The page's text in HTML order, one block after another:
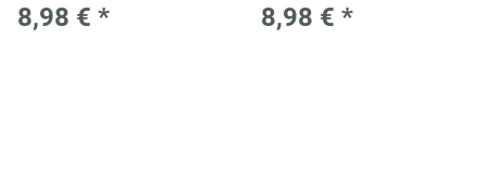
8,98 € * 8,98 € *